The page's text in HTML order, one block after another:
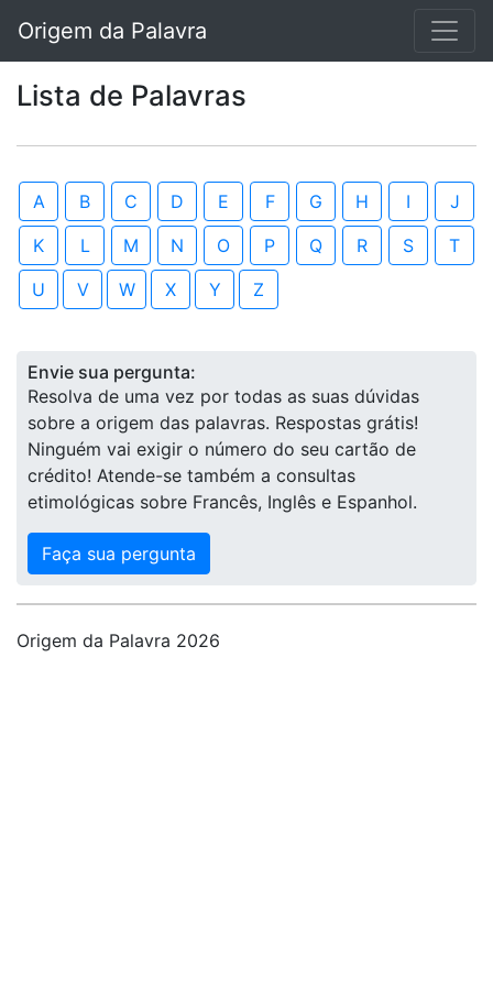
Origem da Palavra
Lista de Palavras
A B C D E F G H I
J
K
L M N O P Q R S
T
U
V W X Y Z
Envie sua pergunta:
Resolva de uma vez por todas as suas dúvidas
sobre a origem das palavras. Respostas grátis!
Ninguém vai exigir o número do seu cartão de
crédito! Atende-se também a consultas
etimológicas sobre Francês, Inglês e Espanhol.
Faça sua pergunta
Origem da Palavra 2026